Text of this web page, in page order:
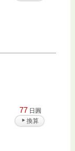
77 日圓
換算